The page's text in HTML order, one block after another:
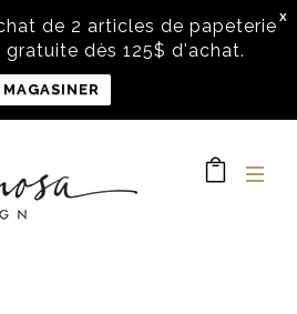
X
de 2 articles de papeterie
gratuite dès 125$ d'achat.
MAGASINER